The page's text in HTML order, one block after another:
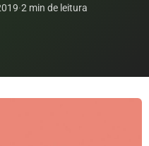
·2 min de leitura